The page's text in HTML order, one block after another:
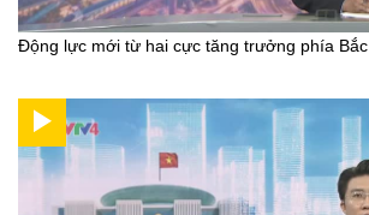
Động lực mới từ hai cực tăng trưởng phía Bắc